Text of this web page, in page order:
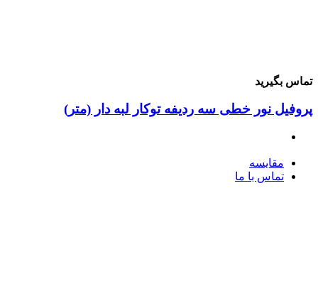
بگیرید
نور خطی سه ردیفه توکار لبه دار (متر)
مقایسه
تماس با ما